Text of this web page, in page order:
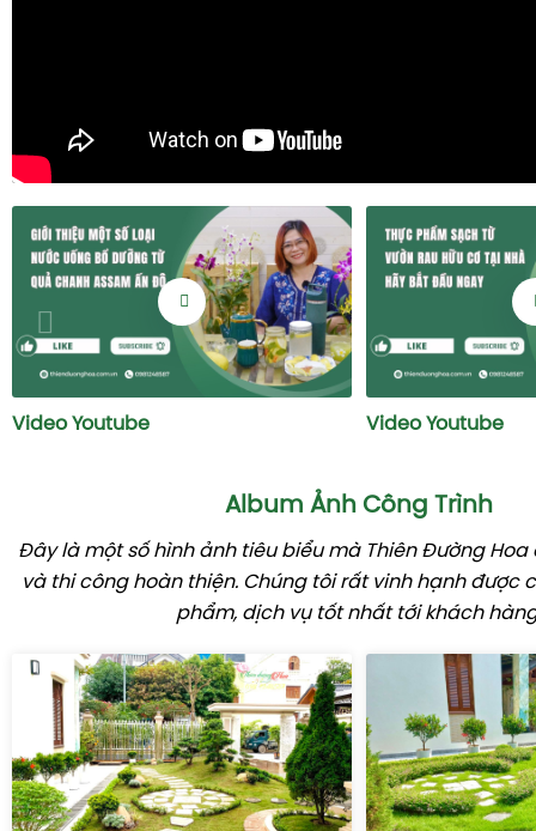
Video Youtube Video Youtube
Album Ảnh Công Trình
Đây là một số hình ảnh tiêu biểu mà Thiên Đường Hoa
và thi công hoàn thiện. Chúng tôi rất vinh hạnh được
phẩm, dịch vụ tốt nhất tới khách